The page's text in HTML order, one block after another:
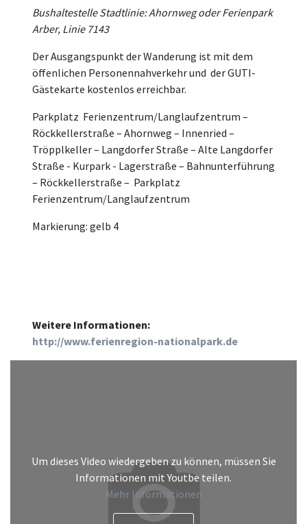
Bushaltestelle Stadtlinie: Ahornweg oder Ferienpark
Arber, Linie 7143
Der Ausgangspunkt der Wanderung ist mit dem
öffenlichen Personennahverkehr und der GUTI-
Gästekarte kostenlos erreichbar.
Parkplatz Ferienzentrum/Langlaufzentrum –
Röckkellerstraße – Ahornweg – Innenried –
Tröpplkeller – Langdorfer Straße – Alte Langdorfer
Straße - Kurpark - Lagerstraße – Bahnunterführung
– Röckkellerstraße – Parkplatz
Ferienzentrum/Langlaufzentrum
Markierung: gelb 4
Weitere Informationen:
http://www.ferienregion-nationalpark.de
Um dieses Video wiedergeben zu können, müssen Sie
Informationen mit Youtbe teilen.
Mehr Informationen